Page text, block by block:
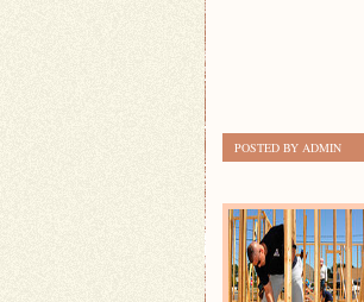
POSTED BY ADMIN